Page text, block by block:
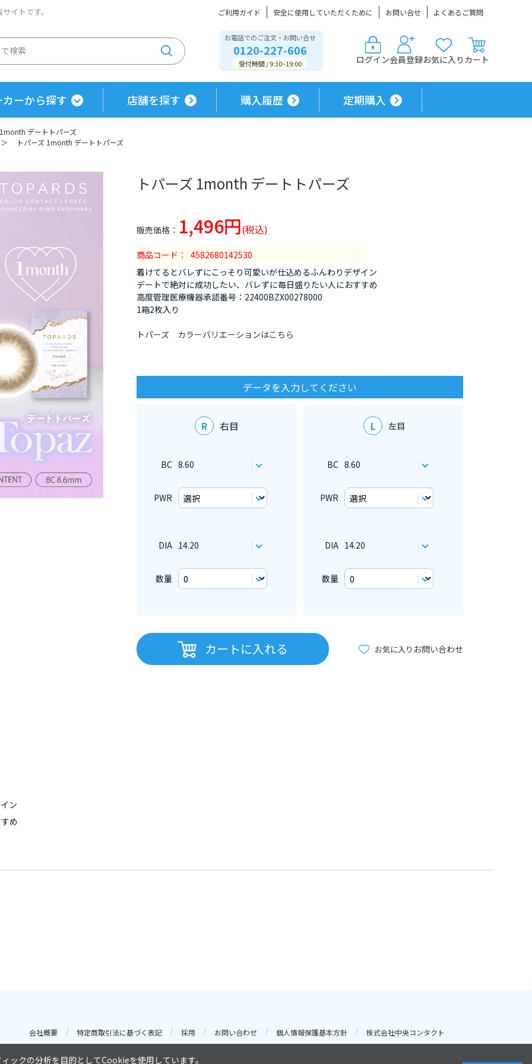
イトです。 ご利用ガイド 安全に使用していただくために お問い合せ よくあるご質問
お電話でのご注文・お問い合せ
0120-227-606
受付時間 / 9:30~19:00 ログイン会員登録お気に入り カート
ーから探す 店舗を探す 購入履歴 定期購入
デートトパーズ
＞
トパーズ 1month デートトパーズ
トパーズ 1month デートトパーズ
1,496円
商品コード
4582680142530
着けてるとバレずにこっそり可愛いが仕込めるふんわりデザイン
デートで絶対に成功したい、バレずに毎日盛りたい人におすすめ
高度管理医療機器承認番号：22400BZX00278000
1箱2枚入り
トパーズ カラーバリエーションはこちら
データを入力してください
R 右目 L 左目
BC 8.60 BC 8.60
PWR PWR
DIA 14.20 DIA 14.20
数量 数量
カートに入れる お問い合わせ
お気に入り
ン
め
会社概要 特定商取引法に基づく表記 採用 お問い合わせ 個人情報保護基本方針 株式会社中央コンタクト
ックの分析を目的としてCookieを使用しています。